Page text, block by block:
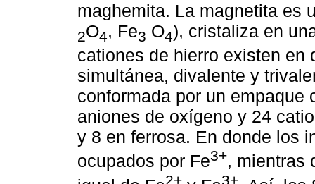
maghemita. La magnetita es
2O4, Fe3 O4), cristaliza en
cationes de hierro existen en
simultánea, divalente y
conformada por un empaque
aniones de oxígeno y 24
y 8 en ferrosa. En donde los
ocupados por Fe3+, mientras
2+ 3+